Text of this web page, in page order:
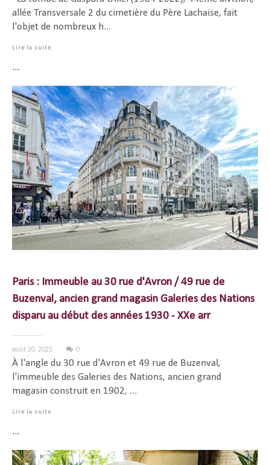
allée Transversale 2 du cimetière du Père Lachaise, fait
l'objet de nombreux h...
Lire la suite
...
Paris : Immeuble au 30 rue d'Avron / 49 rue de
Buzenval, ancien grand magasin Galeries des Nations
disparu au début des années 1930 - XXe arr
août 20, 2025 0
À l'angle du 30 rue d'Avron et 49 rue de Buzenval,
l'immeuble des Galeries des Nations, ancien grand
magasin construit en 1902, ...
Lire la suite
...